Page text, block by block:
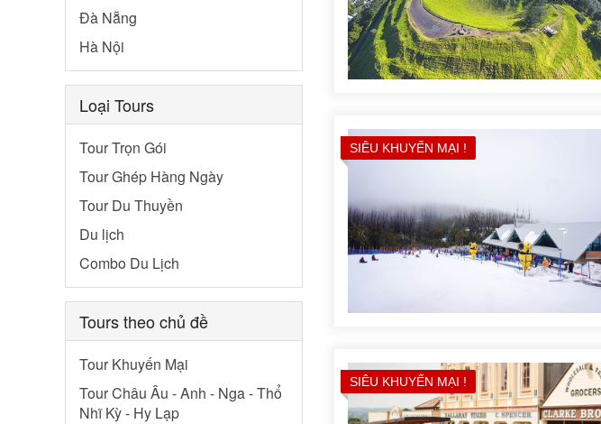
Đà Nẵng
Hà Nội
Loại Tours
Tour Trọn Gói
Tour Ghép Hàng Ngày
Tour Du Thuyền
Du lịch
Combo Du Lịch
Tours theo chủ đề
Tour Khuyến Mại
Tour Châu Âu - Anh - Nga - Thổ
Nhĩ Kỳ - Hy Lạp
SIÊU KHUYẾN MẠI !
SIÊU KHUYẾN MẠI !